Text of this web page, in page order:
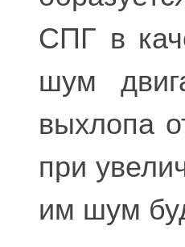
СПГ в
шум
выхлопа
при
им шум